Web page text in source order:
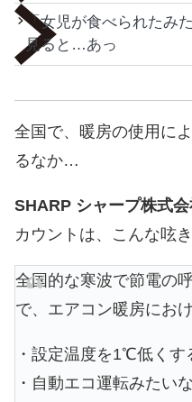
「女児が食べられたみ
見ると…あっ
全国で、暖房の使用に
るなか…
SHARP シャープ株式
カウントは、こんな呟
全国的な寒波で節電の
で、エアコン暖房にお
・設定温度を1℃低くす
・自動エコ運転みたい